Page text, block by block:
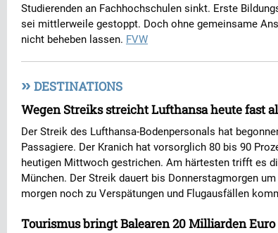
Studierenden an Fachhochschulen sinkt. Erste
sei mittlerweile gestoppt. Doch ohne gemeinsame
nicht beheben lassen. FVW
» DESTINATIONS
Wegen Streiks streicht Lufthansa heute fast
Der Streik des Lufthansa-Bodenpersonals hat
Passagiere. Der Kranich hat vorsorglich 80 bis 90
heutigen Mittwoch gestrichen. Am härtesten trifft es
München. Der Streik dauert bis Donnerstagmorgen
morgen noch zu Verspätungen und Flugausfällen
Tourismus bringt Balearen 20 Milliarden Euro